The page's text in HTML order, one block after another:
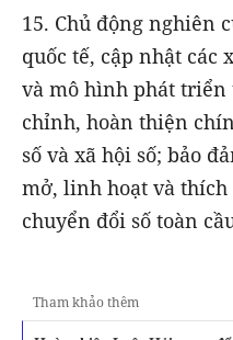
15. Chủ động nghiên
quốc tế, cập nhật các
và mô hình phát
chỉnh, hoàn thiện
số và xã hội số; bảo
mở, linh hoạt và
chuyển đổi số toàn
Tham khảo thêm